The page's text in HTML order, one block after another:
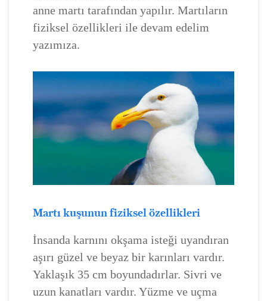
anne martı tarafından yapılır. Martıların
fiziksel özellikleri ile devam edelim
yazımıza.
Martı kuşunun fiziksel özellikleri
İnsanda karnını okşama isteği uyandıran
aşırı güzel ve beyaz bir karınları vardır.
Yaklaşık 35 cm boyundadırlar. Sivri ve
uzun kanatları vardır. Yüzme ve uçma